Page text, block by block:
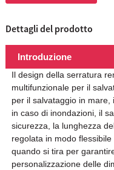
Dettagli del prodotto
Introduzione
Il design della serratura
multifunzionale per il
per il salvataggio in
in caso di inondazioni, il
sicurezza, la lunghezza
regolata in modo
quando si tira per
personalizzazione delle